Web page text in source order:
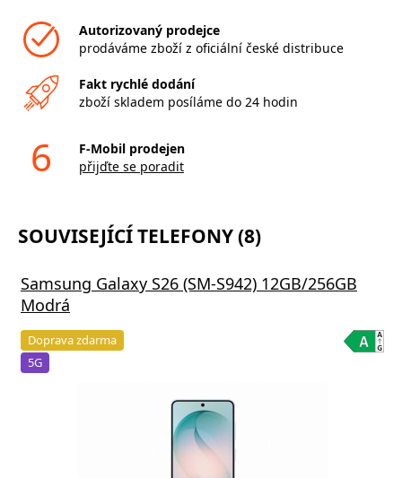
Autorizovaný prodejce
prodáváme zboží z oficiální české distribuce
Fakt rychlé dodání
zboží skladem posíláme do 24 hodin
6
F-Mobil prodejen
přijďte se poradit
SOUVISEJÍCÍ TELEFONY (8)
Samsung Galaxy S26 (SM-S942) 12GB/256GB
Modrá
Doprava zdarma
5G